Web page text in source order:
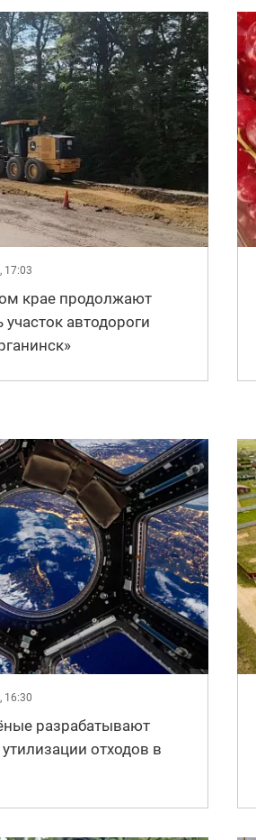
17:03
крае продолжают
автодороги
16:30
разрабатывают
отходов в